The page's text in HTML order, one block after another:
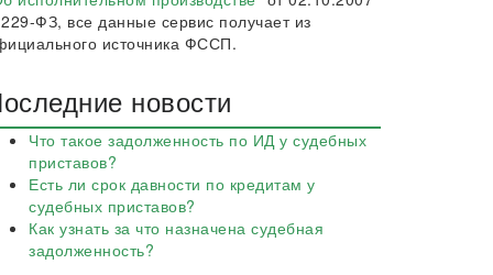
ФЗ, все данные сервис получает из
источника ФССП.
новости
Что такое задолженность по ИД у судебных
приставов?
Есть ли срок давности по кредитам у
судебных приставов?
Как узнать за что назначена судебная
задолженность?